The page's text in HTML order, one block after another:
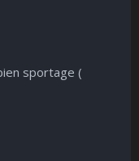
sportage (